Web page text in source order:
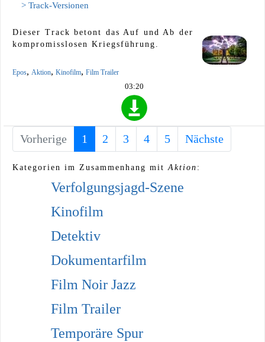
> Track-Versionen
Dieser Track betont das Auf und Ab der
kompromisslosen Kriegsführung.
Epos, Aktion, Kinofilm, Film Trailer
03:20
Vorherige 1 (current)
2 3 4 5 Nächste
Kategorien im Zusammenhang mitAktion :
Verfolgungsjagd-Szene
Kinofilm
Detektiv
Dokumentarfilm
Film Noir Jazz
Film Trailer
Temporäre Spur